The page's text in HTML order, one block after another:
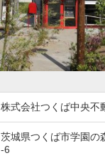
株式会社つくば中央不
茨城県つくば市学園の
-6